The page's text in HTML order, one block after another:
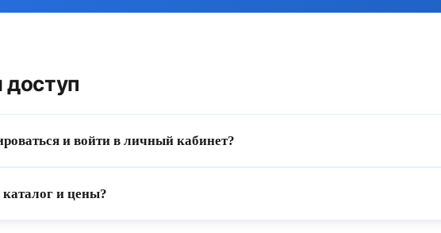
доступ
и войти в личный кабинет?
и цены?